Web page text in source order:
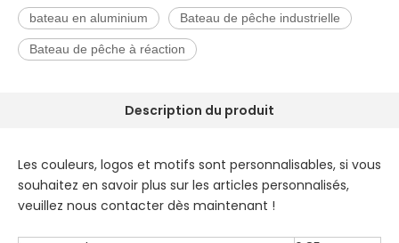
bateau en aluminium Bateau de pêche industrielle
Bateau de pêche à réaction
Description du produit
Les couleurs, logos et motifs sont personnalisables, si vous
souhaitez en savoir plus sur les articles personnalisés,
veuillez nous contacter dès maintenant !